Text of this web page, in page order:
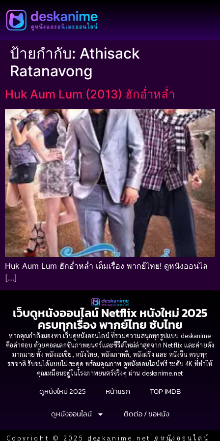
ป้ายกำกับ: Athisack
Ratanavong
Huk Aum Lum (2013) ฮักอ่ำหล่ำ
Huk Aum Lum ฮักอ่ำหล่ำ เต็มเรื่อง พากย์ไทย! ดูหนังออนไล
[…]
เว็บดูหนังออนไลน์ Netflix หนังใหม่ 2025
ครบทุกเรื่อง พากย์ไทย ซับไทย
หากคุณกำลังมองหา เว็บดูหนังออนไลน์ ที่รวมความสนุกทุกรูปแบบ deskanime
คือคำตอบ ด้วยคอลเลกชันภาพยนตร์และซีรีส์ใหม่ล่าสุดจาก Netflix และค่ายดัง
มากมาย ทั้ง หนังเอเชีย, หนังไทย, หนังเกาหลี, หนังฝรั่ง และ หนังจีน ครบทุก
รสชาติ รับชมได้แบบไม่สะดุด พร้อมคุณภาพ ดูหนังออนไลน์ฟรี ระดับ 4K ที่ทำให้
คุณเหมือนอยู่ในโรงภาพยนตร์จริงๆ ผ่าน deskanime.net
ดูหนังใหม่ 2025 หน้าแรก
TOP IMDB
ดูหนังออนไลน์
ติดต่อ / ขอหนัง
Copyright © 2025 deskanime.net ดูหนังออนไลน์